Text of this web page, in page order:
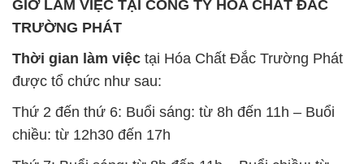
Thứ 2 đến thứ 6: Buổi sáng: từ 8h đến 11h – Buổi
chiều: từ 12h30 đến 17h
Thứ 7: Buổi sáng: từ 8h đến 11h – Buổi chiều: từ
12h30 đến 16h
Chủ nhật: Nghỉ chủ nhật hàng tuần